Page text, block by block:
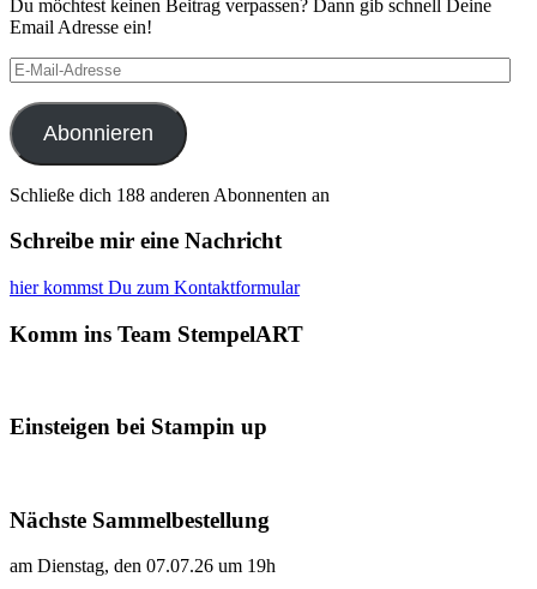
Du möchtest keinen Beitrag verpassen? Dann gib schnell Deine
Email Adresse ein!
E-
Mail-
Adresse
Abonnieren
Schließe dich 188 anderen Abonnenten an
Schreibe mir eine Nachricht
hier kommst Du zum Kontaktformular
Komm ins Team StempelART
Einsteigen bei Stampin up
Nächste Sammelbestellung
am Dienstag, den 07.07.26 um 19h